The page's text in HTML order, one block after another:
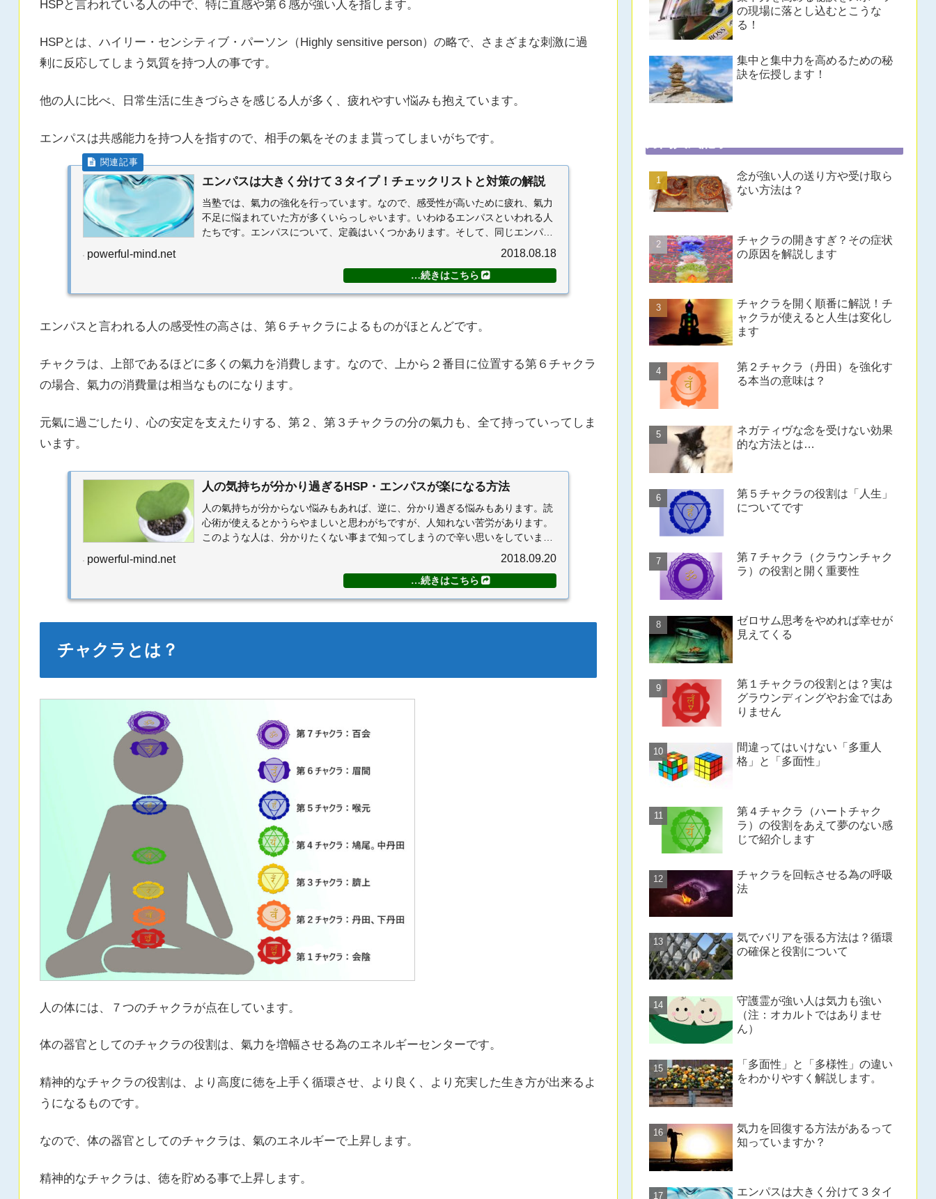
HSPと言われている人の中で、特に直感や第６感が強い人を指します。
HSPとは、ハイリー・センシティブ・パーソン（Highly sensitive person）の略で、さまざまな刺激に過
剰に反応してしまう気質を持つ人の事です。
他の人に比べ、日常生活に生きづらさを感じる人が多く、疲れやすい悩みも抱えています。
エンパスは共感能力を持つ人を指すので、相手の氣をそのまま貰ってしまいがちです。
エンパスは大きく分けて３タイプ！チェックリストと対策の解説
当塾では、氣力の強化を行っています。なので、感受性が高いために疲れ、氣力
不足に悩まれていた方が多くいらっしゃいます。いわゆるエンパスといわれる人
たちです。エンパスについて、定義はいくつかあります。そして、同じエンパス
powerful-mind.net 2018.08.18
エンパスと言われる人の感受性の高さは、第６チャクラによるものがほとんどです。
チャクラは、上部であるほどに多くの氣力を消費します。なので、上から２番目に位置する第６チャクラ
の場合、氣力の消費量は相当なものになります。
元氣に過ごしたり、心の安定を支えたりする、第２、第３チャクラの分の氣力も、全て持っていってしま
います。
人の気持ちが分かり過ぎるHSP・エンパスが楽になる方法
人の氣持ちが分からない悩みもあれば、逆に、分かり過ぎる悩みもあります。読
心術が使えるとかうらやましいと思わがちですが、人知れない苦労があります。
このような人は、分かりたくない事まで知ってしまうので辛い思いをしていま
powerful-mind.net 2018.09.20
チャクラとは？
人の体には、７つのチャクラが点在しています。
体の器官としてのチャクラの役割は、氣力を増幅させる為のエネルギーセンターです。
精神的なチャクラの役割は、より高度に徳を上手く循環させ、より良く、より充実した生き方が出来るよ
うになるものです。
なので、体の器官としてのチャクラは、氣のエネルギーで上昇します。
精神的なチャクラは、徳を貯める事で上昇します。
の現場に落とし込むとこうな
る！
集中と集中力を高めるための秘
訣を伝授します！
念が強い人の送り方や受け取ら
ない方法は？
チャクラの開きすぎ？その症状
の原因を解説します
チャクラを開く順番に解説！チ
ャクラが使えると人生は変化し
ます
第２チャクラ（丹田）を強化す
る本当の意味は？
ネガティヴな念を受けない効果
的な方法とは…
第５チャクラの役割は「人生」
についてです
第７チャクラ（クラウンチャク
ラ）の役割と開く重要性
ゼロサム思考をやめれば幸せが
見えてくる
第１チャクラの役割とは？実は
グラウンディングやお金ではあ
りません
間違ってはいけない「多重人
格」と「多面性」
第４チャクラ（ハートチャク
ラ）の役割をあえて夢のない感
じで紹介します
チャクラを回転させる為の呼吸
法
気でバリアを張る方法は？循環
の確保と役割について
守護霊が強い人は気力も強い
（注：オカルトではありませ
ん）
「多面性」と「多様性」の違い
をわかりやすく解説します。
気力を回復する方法があるって
知っていますか？
エンパスは大きく分けて３タイ